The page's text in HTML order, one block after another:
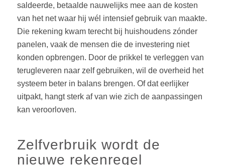
saldeerde, betaalde nauwelijks mee aan de kosten
van het net waar hij wél intensief gebruik van maakte.
Die rekening kwam terecht bij huishoudens zónder
panelen, vaak de mensen die de investering niet
konden opbrengen. Door de prikkel te verleggen van
terugleveren naar zelf gebruiken, wil de overheid het
systeem beter in balans brengen. Of dat eerlijker
uitpakt, hangt sterk af van wie zich de aanpassingen
kan veroorloven.
Zelfverbruik wordt de
nieuwe rekenregel